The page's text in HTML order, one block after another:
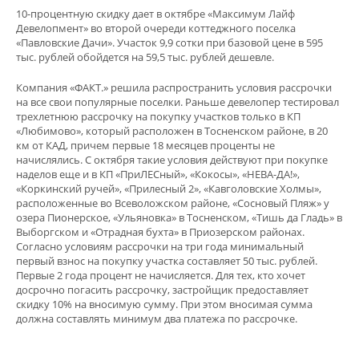
10-процентную скидку дает в октябре «Максимум Лайф
Девелопмент» во второй очереди коттеджного поселка
«Павловские Дачи». Участок 9,9 сотки при базовой цене в 595
тыс. рублей обойдется на 59,5 тыс. рублей дешевле.
Компания «ФАКТ.» решила распространить условия рассрочки
на все свои популярные поселки. Раньше девелопер тестировал
трехлетнюю рассрочку на покупку участков только в КП
«Любимово», который расположен в Тосненском районе, в 20
км от КАД, причем первые 18 месяцев проценты не
начислялись. С октября такие условия действуют при покупке
наделов еще и в КП «ПриЛЕСный», «Кокосы», «НЕВА-ДА!»,
«Коркинский ручей», «Прилесный 2», «Кавголовские Холмы»,
расположенные во Всеволожском районе, «Сосновый Пляж» у
озера Пионерское, «Ульяновка» в Тосненском, «Тишь да Гладь» в
Выборгском и «Отрадная бухта» в Приозерском районах.
Согласно условиям рассрочки на три года минимальный
первый взнос на покупку участка составляет 50 тыс. рублей.
Первые 2 года процент не начисляется. Для тех, кто хочет
досрочно погасить рассрочку, застройщик предоставляет
скидку 10% на вносимую сумму. При этом вносимая сумма
должна составлять минимум два платежа по рассрочке.